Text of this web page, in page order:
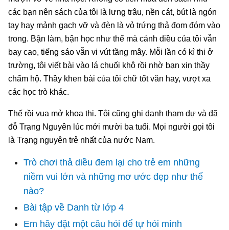
các bạn nên sách của tôi là lưng trâu, nền cát, bút là ngón
tay hay mảnh gạch vỡ và đèn là vỏ trứng thả đom đóm vào
trong. Bận làm, bận học như thế mà cánh diều của tôi vẫn
bay cao, tiếng sáo vẫn vi vút tầng mây. Mỗi lần có kì thi ở
trường, tôi viết bài vào lá chuối khô rồi nhờ bạn xin thầy
chấm hộ. Thầy khen bài của tôi chữ tốt văn hay, vượt xa
các học trò khác.
Thế rồi vua mở khoa thi. Tôi cũng ghi danh tham dự và đã
đỗ Trạng Nguyên lúc mới mười ba tuổi. Mọi người gọi tôi
là Trạng nguyên trẻ nhất của nước Nam.
Trò chơi thả diều đem lại cho trẻ em những
niềm vui lớn và những mơ ước đẹp như thế
nào?
Bài tập về Danh từ lớp 4
Em hãy đặt một câu hỏi để tự hỏi mình